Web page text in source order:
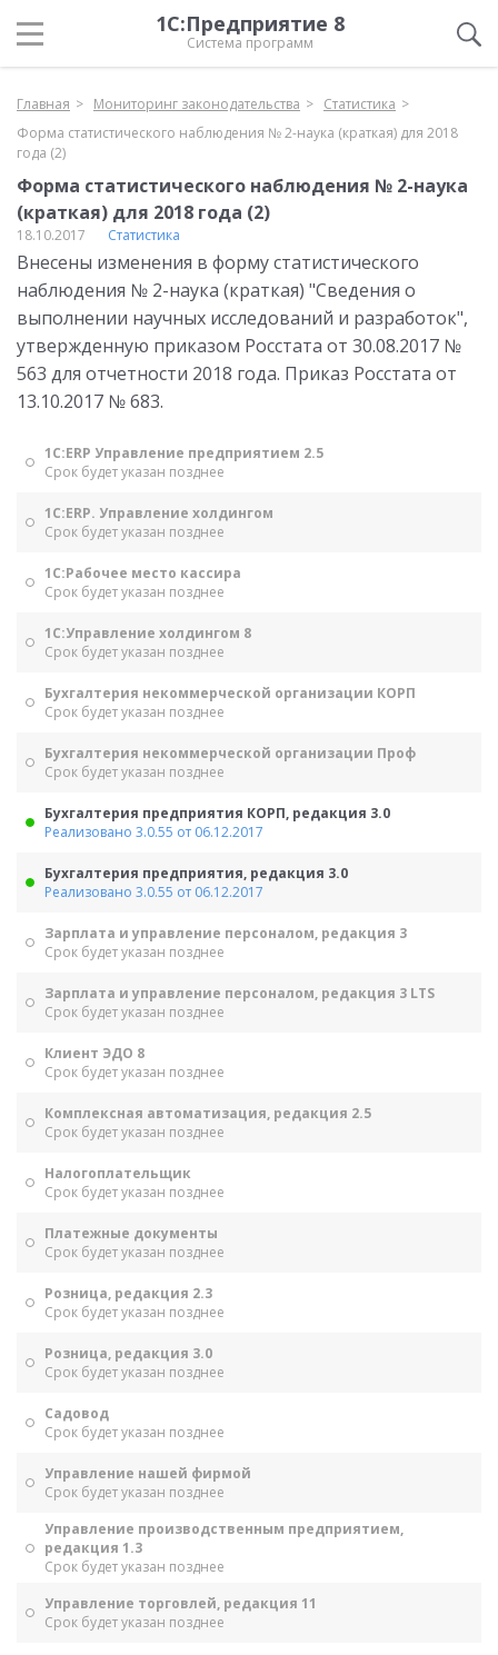
1С:Предприятие 8
Система программ
Главная Мониторинг законодательства
Статистика
Форма статистического наблюдения № 2-наука (краткая) для 2018
года (2)
Форма статистического наблюдения № 2-наука
(краткая) для 2018 года (2)
18.10.2017 Статистика
Внесены изменения в форму статистического
наблюдения № 2-наука (краткая) "Сведения о
выполнении научных исследований и разработок",
утвержденную приказом Росстата от 30.08.2017 №
563 для отчетности 2018 года. Приказ Росстата от
13.10.2017 № 683.
1С:ERP Управление предприятием 2.5
Срок будет указан позднее
1С:ERP. Управление холдингом
Срок будет указан позднее
1С:Рабочее место кассира
Срок будет указан позднее
1С:Управление холдингом 8
Срок будет указан позднее
Бухгалтерия некоммерческой организации КОРП
Срок будет указан позднее
Бухгалтерия некоммерческой организации Проф
Срок будет указан позднее
Бухгалтерия предприятия КОРП, редакция 3.0
Реализовано 3.0.55 от 06.12.2017
Бухгалтерия предприятия, редакция 3.0
Реализовано 3.0.55 от 06.12.2017
Зарплата и управление персоналом, редакция 3
Срок будет указан позднее
Зарплата и управление персоналом, редакция 3 LTS
Срок будет указан позднее
Клиент ЭДО 8
Срок будет указан позднее
Комплексная автоматизация, редакция 2.5
Срок будет указан позднее
Налогоплательщик
Срок будет указан позднее
Платежные документы
Срок будет указан позднее
Розница, редакция 2.3
Срок будет указан позднее
Розница, редакция 3.0
Срок будет указан позднее
Садовод
Срок будет указан позднее
Управление нашей фирмой
Срок будет указан позднее
Управление производственным предприятием,
редакция 1.3
Срок будет указан позднее
Управление торговлей, редакция 11
Срок будет указан позднее